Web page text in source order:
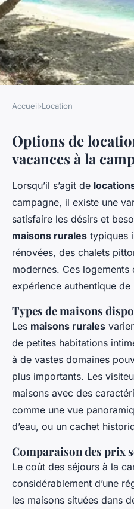
L'évasion
maisons de
campagne
Pauline •26 février 2025 6
Accueil›Location
Options de
vacances à la
Lorsqu’il s’agit de
campagne, il existe une
satisfaire les désirs et
maisons rurales typiques
rénovées, des chalets
modernes. Ces
expérience authentique
Types de maisons
Les maisons rurales
de petites habitations
à de vastes domaines
plus importants. Les
maisons avec des
comme une vue
d’eau, ou un cachet
Comparaison des prix
Le coût des séjours à la
considérablement d’une
les maisons situées dans